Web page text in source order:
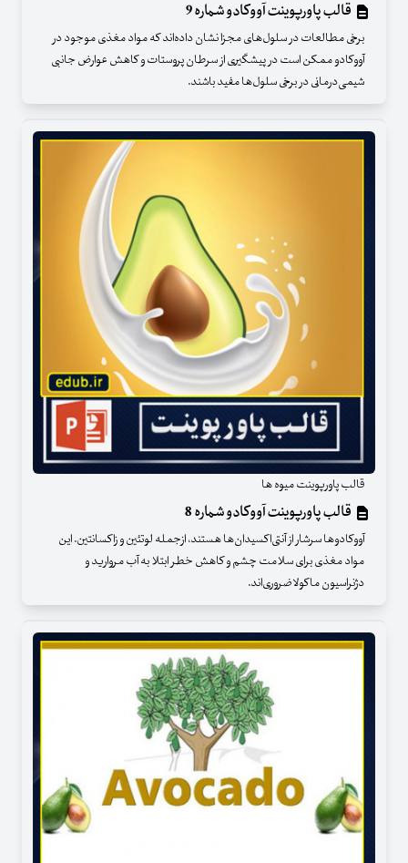
قالب پاورپوینت آووکادو شماره 9
برخی مطالعات در سلول‌های مجزا نشان داده‌اند که مواد مغذی موجود در
آووکادو ممکن است در پیشگیری از سرطان پروستات و کاهش عوارض جانبی
شیمی‌درمانی در برخی سلول‌ها مفید باشند.
قالب پاورپوینت میوه ها
قالب پاورپوینت آووکادو شماره 8
آووکادوها سرشار از آنتی‌اکسیدان‌ها هستند، ازجمله لوتئین و زاکسانتین. این
مواد مغذی برای سلامت چشم و کاهش خطر ابتلا به آب مروارید و
دژنراسیون ماکولا ضروری‌‌اند.